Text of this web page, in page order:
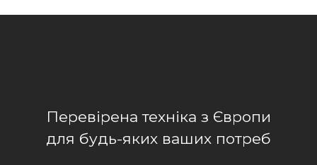
Перевірена техніка з Європи
для будь-яких ваших потреб